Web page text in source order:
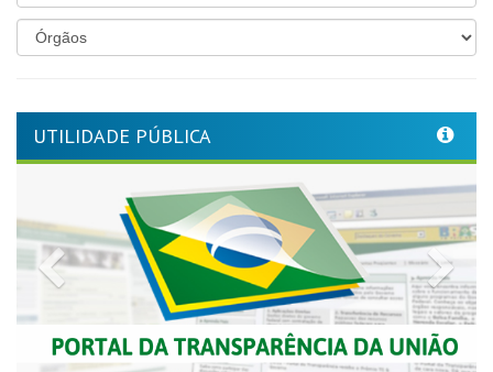
UTILIDADE PÚBLICA
Previous